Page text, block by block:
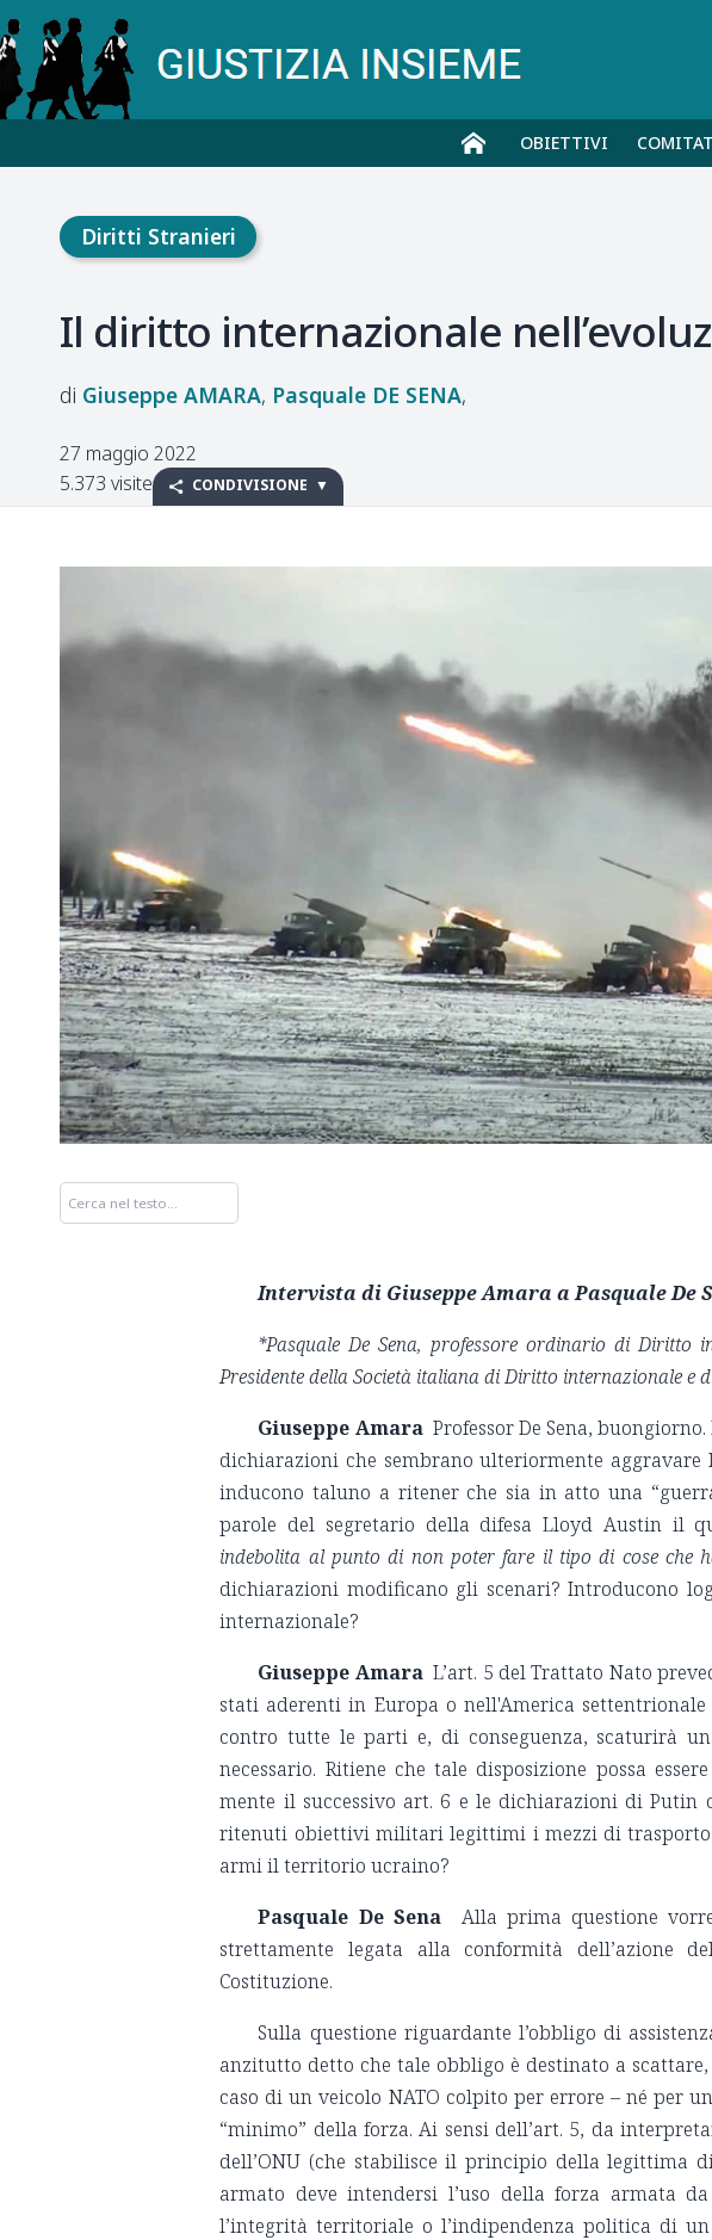
OBIETTIVI
Diritti Stranieri
Il diritto internazionale
Giuseppe AMARA Pasquale DE SENA
27 maggio 2022
5.373 visite
CONDIVISIONE
Intervista di Giuseppe Amara a Pasquale De
*Pasquale De Sena, professore ordinario di Diritto
Presidente della Società italiana di Diritto internazionale e
Giuseppe AmaraProfessor De Sena,
dichiarazioni che sembrano ulteriormente
inducono taluno a ritener che sia in atto una
parole del segretario della difesa Lloyd Austin il
indebolita al punto di non poter fare il tipo di cose che
dichiarazioni modificano gli scenari? Introducono
internazionale?
Giuseppe Amara L’art. 5 del Trattato Nato
stati aderenti in Europa o nell'America
contro tutte le parti e, di conseguenza, scaturirà
necessario. Ritiene che tale disposizione possa
mente il successivo art. 6 e le dichiarazioni di
ritenuti obiettivi militari legittimi i mezzi di trasporto
armi il territorio ucraino?
Pasquale De Sena Alla prima questione
strettamente legata alla conformità dell’azione
Costituzione.
Sulla questione riguardante l’obbligo di
anzitutto detto che tale obbligo è destinato a
caso di un veicolo NATO colpito per errore – né per
“minimo” della forza. Ai sensi dell’art. 5, da
dell’ONU (che stabilisce il principio della legittima
armato deve intendersi l’uso della forza armata
l’integrità territoriale o l’indipendenza politica di